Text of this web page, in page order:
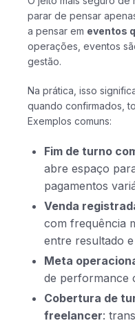
parar de pensar
a pensar em eventos
operações, eventos
gestão.
Na prática, isso
quando confirmados,
Exemplos comuns:
Fim de turno
abre espaço
pagamentos
Venda
com frequência
entre resultado
Meta
de performance
Cobertura de
freelancer: